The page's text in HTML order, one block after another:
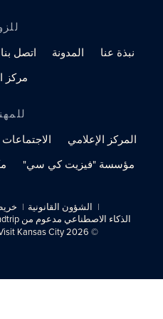
نبذة عنا
المدونة اتصل بنا
مركز
المركز الإعلامي
الاجتماعات
مؤسسة "فيزيت كي سي"
الشؤون القانونية
الذكاء الاصطناعي مدعوم من Mindtrip. تحقق من المعلومات المهمة.
© 2026 Visit Kansas City جميع الحقوق محفوظة.